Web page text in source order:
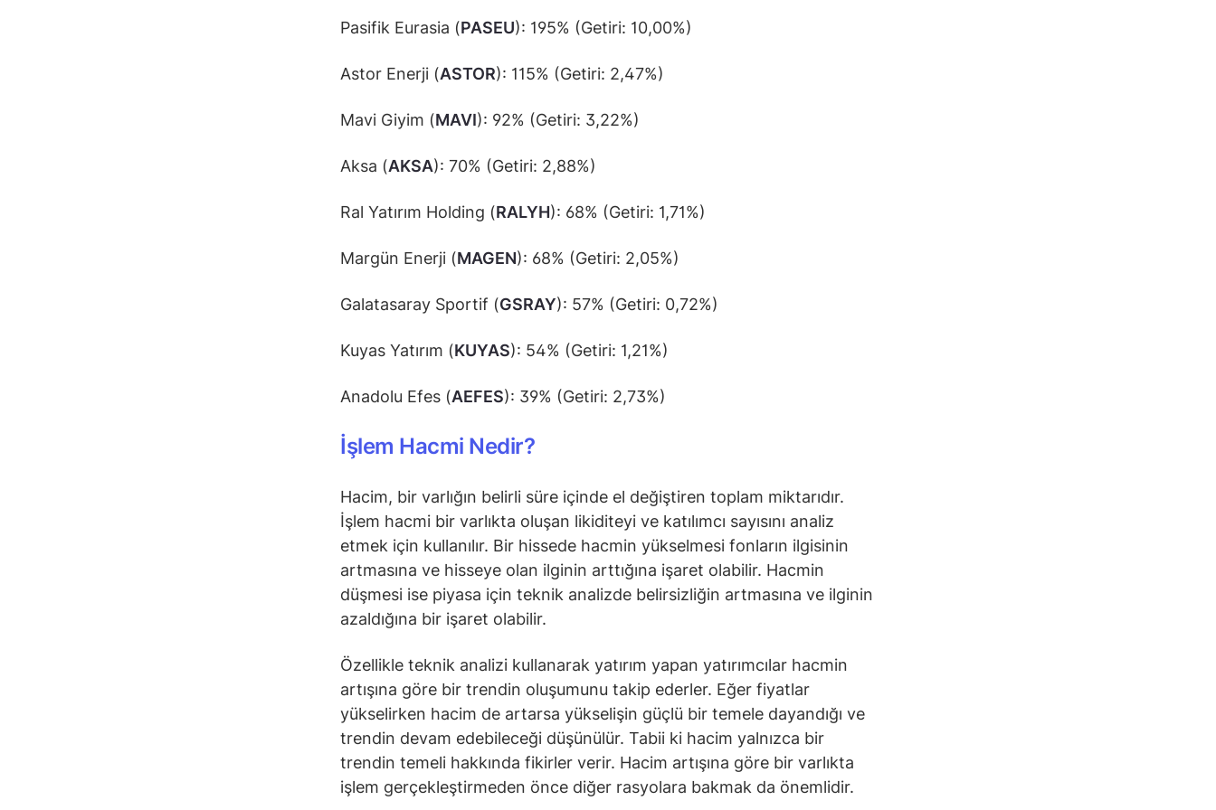
Pasifik Eurasia (PASEU): 195% (Getiri: 10,00%)
Astor Enerji (ASTOR): 115% (Getiri: 2,47%)
Mavi Giyim (MAVI): 92% (Getiri: 3,22%)
Aksa (AKSA): 70% (Getiri: 2,88%)
Ral Yatırım Holding (RALYH): 68% (Getiri: 1,71%)
Margün Enerji (MAGEN): 68% (Getiri: 2,05%)
Galatasaray Sportif (GSRAY): 57% (Getiri: 0,72%)
Kuyas Yatırım (KUYAS): 54% (Getiri: 1,21%)
Anadolu Efes (AEFES): 39% (Getiri: 2,73%)
İşlem Hacmi Nedir?
Hacim, bir varlığın belirli süre içinde el değiştiren toplam miktarıdır.
İşlem hacmi bir varlıkta oluşan likiditeyi ve katılımcı sayısını analiz
etmek için kullanılır. Bir hissede hacmin yükselmesi fonların ilgisinin
artmasına ve hisseye olan ilginin arttığına işaret olabilir. Hacmin
düşmesi ise piyasa için teknik analizde belirsizliğin artmasına ve ilginin
azaldığına bir işaret olabilir.
Özellikle teknik analizi kullanarak yatırım yapan yatırımcılar hacmin
artışına göre bir trendin oluşumunu takip ederler. Eğer fiyatlar
yükselirken hacim de artarsa yükselişin güçlü bir temele dayandığı ve
trendin devam edebileceği düşünülür. Tabii ki hacim yalnızca bir
trendin temeli hakkında fikirler verir. Hacim artışına göre bir varlıkta
işlem gerçekleştirmeden önce diğer rasyolara bakmak da önemlidir.